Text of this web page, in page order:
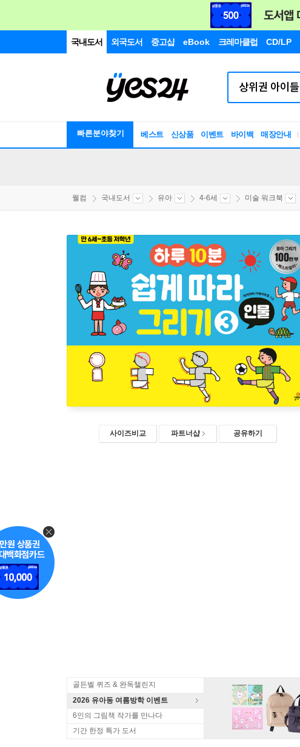
국내도서 외국도서 중고샵 eBook 크레마클럽 CD/LP
빠른분야찾기 베스트 신상품 이벤트 바이백 매장안내
웰컴 국내도서 유아 4-6세 미술 워크북
사이즈비교 파트너샵 공유하기
골든벨 퀴즈 & 완독챌린지
2026 유아동 여름방학 이벤트
6인의 그림책 작가를 만나다
기간 한정 특가 도서